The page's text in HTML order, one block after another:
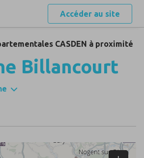
Accéder au site
CASDEN à proximité
Billancourt